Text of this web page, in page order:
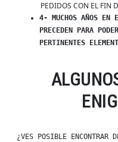
PEDIDOS CON EL FIN
4- MUCHOS AÑOS EN
PRECEDEN PARA
PERTINENTES
¿VES POSIBLE ENCONTRAR